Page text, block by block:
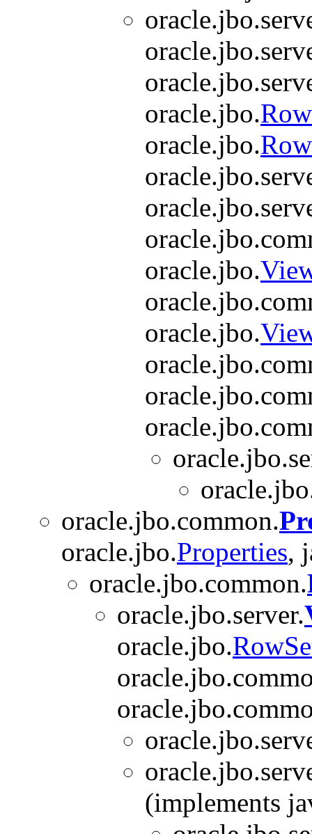
oracle.jbo.
oracle.jbo.
oracle.jbo.
oracle.jbo.
oracle.jbo.common.
oracle.jbo.Properties,
oracle.jbo.common.
oracle.jbo.server.
oracle.jbo.
(implements